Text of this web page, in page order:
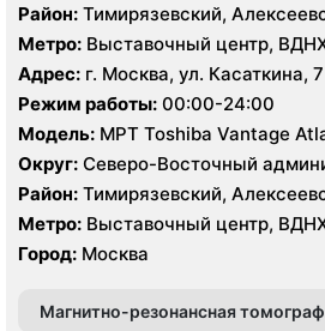
Район: Тимирязевский,
Марфино, Марьина Роща,
Свиблово, Северный, Северное
Медведково
Метро: Выставочный центр,
Алексеевская, Ростокино,
Академика Королёва, Улица
Сергея Эйзенштейна,
Адрес: г. Москва, ул. Касаткина, 7
Режим работы: 00:00-24:00
Модель: МРТ Toshiba Vantage
Aquilion 64 среза, УЗИ
Округ: Северо-Восточный
Район: Тимирязевский,
Марфино, Марьина Роща,
Свиблово, Северный, Северное
Медведково
Метро: Выставочный центр,
Алексеевская, Ростокино,
Академика Королёва, Улица
Город: Москва
Магнитно-резонансная